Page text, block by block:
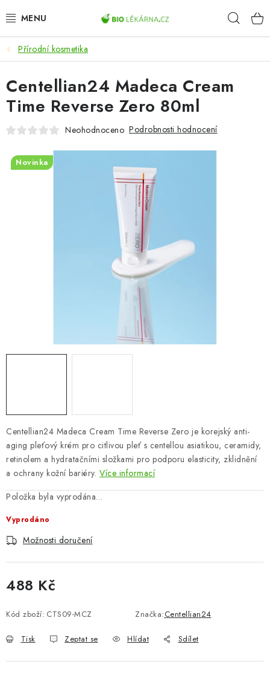
na
AKCE
DOPLŇKY STRAVY
PŘÍRODNÍ KOSMETIKA
Odborný garant MUDr. Monika Klaudysová
Kontakty
Moje objednávka
Mapa serveru
Přírodní kosmetika
Centellian24 Madeca Cream Time Reverse Zero je korejský anti-
aging pleťový krém pro citlivou pleť s centellou asiatikou, ceramidy,
retinolem a hydratačními složkami pro podporu elasticity, zklidnění
a ochrany kožní bariéry. Více informací
Položka byla vyprodána…
Vyprodáno
Možnosti doručení
488 Kč
Kód zboží: CTS09-MCZ Značka:Centellian24
Tisk Zeptat se Hlídat Sdílet
Centellian24 Madeca Cream
Time Reverse Zero 80ml
Neohodnoceno Podrobnosti hodnocení
Novinka